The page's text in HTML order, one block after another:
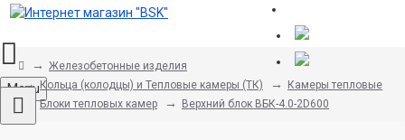
Menu
Железобетонные изделия
Кольца (колодцы) и Тепловые камеры (ТК)
Камеры тепловые
Блоки тепловых камер
Верхний блок ВБК-4.0-2D600